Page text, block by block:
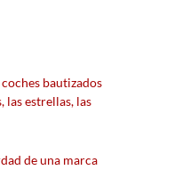
bautizados
las estrellas, las
de una marca